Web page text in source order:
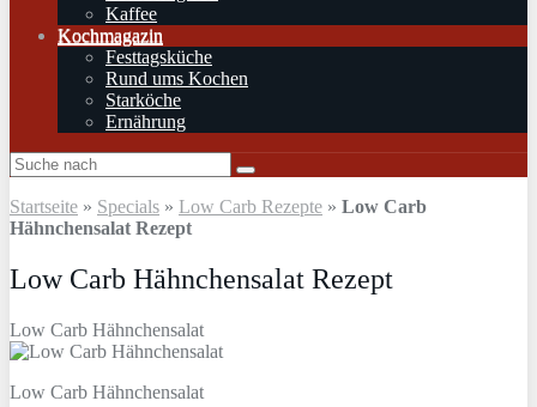
Kaffee
Kochmagazin
Festtagsküche
Rund ums Kochen
Starköche
Ernährung
Startseite » Specials » Low Carb Rezepte » Low Carb
Hähnchensalat Rezept
Low Carb Hähnchensalat Rezept
Low Carb Hähnchensalat
Low Carb Hähnchensalat